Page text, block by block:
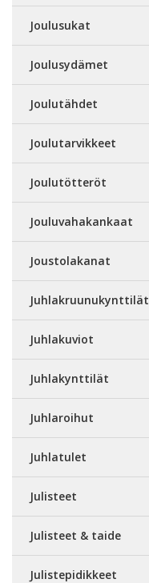
Joulusukat
Joulusydämet
Joulutähdet
Joulutarvikkeet
Joulutötteröt
Jouluvahakankaat
Joustolakanat
Juhlakruunukynttilät
Juhlakuviot
Juhlakynttilät
Juhlaroihut
Juhlatulet
Julisteet
Julisteet & taide
Julistepidikkeet